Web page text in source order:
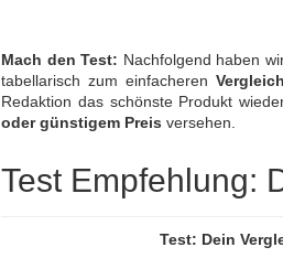
Mach den Test: Nachfolgend haben
tabellarisch zum einfacheren
Redaktion das schönste Produkt
oder günstigem Preis versehen.
Test Empfehlung:
Test: Dein